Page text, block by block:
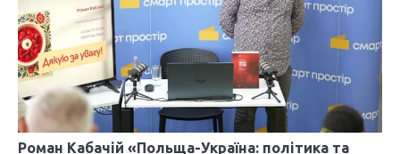
ц
і
я
з
а
Роман Кабачій «Польща-Україна: політика та